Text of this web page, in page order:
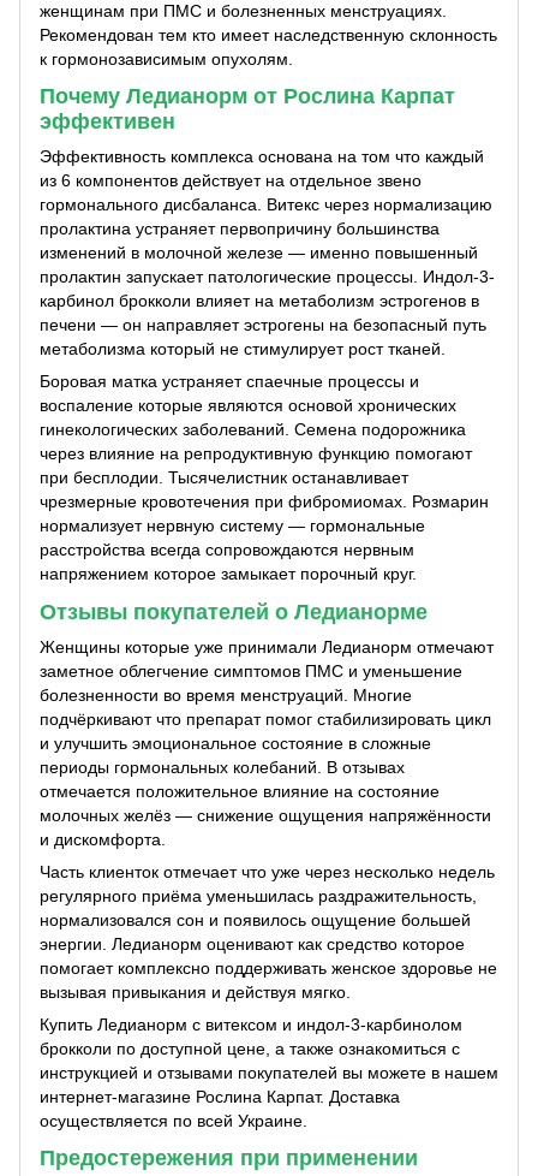
женщинам при ПМС и болезненных менструациях.
Рекомендован тем кто имеет наследственную склонность
к гормонозависимым опухолям.
Почему Ледианорм от Рослина Карпат
эффективен
Эффективность комплекса основана на том что каждый
из 6 компонентов действует на отдельное звено
гормонального дисбаланса. Витекс через нормализацию
пролактина устраняет первопричину большинства
изменений в молочной железе — именно повышенный
пролактин запускает патологические процессы. Индол-3-
карбинол брокколи влияет на метаболизм эстрогенов в
печени — он направляет эстрогены на безопасный путь
метаболизма который не стимулирует рост тканей.
Боровая матка устраняет спаечные процессы и
воспаление которые являются основой хронических
гинекологических заболеваний. Семена подорожника
через влияние на репродуктивную функцию помогают
при бесплодии. Тысячелистник останавливает
чрезмерные кровотечения при фибромиомах. Розмарин
нормализует нервную систему — гормональные
расстройства всегда сопровождаются нервным
напряжением которое замыкает порочный круг.
Отзывы покупателей о Ледианорме
Женщины которые уже принимали Ледианорм отмечают
заметное облегчение симптомов ПМС и уменьшение
болезненности во время менструаций. Многие
подчёркивают что препарат помог стабилизировать цикл
и улучшить эмоциональное состояние в сложные
периоды гормональных колебаний. В отзывах
отмечается положительное влияние на состояние
молочных желёз — снижение ощущения напряжённости
и дискомфорта.
Часть клиенток отмечает что уже через несколько недель
регулярного приёма уменьшилась раздражительность,
нормализовался сон и появилось ощущение большей
энергии. Ледианорм оценивают как средство которое
помогает комплексно поддерживать женское здоровье не
вызывая привыкания и действуя мягко.
Купить Ледианорм с витексом и индол-3-карбинолом
брокколи по доступной цене, а также ознакомиться с
инструкцией и отзывами покупателей вы можете в нашем
интернет-магазине Рослина Карпат. Доставка
осуществляется по всей Украине.
Предостережения при применении